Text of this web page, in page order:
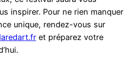
inspirer. Pour ne rien manquer
unique, rendez-vous sur
et préparez votre